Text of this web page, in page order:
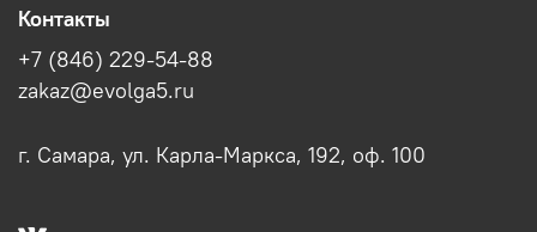
Контакты
+7 (846) 229-54-88
zakaz@evolga5.ru
г. Самара, ул. Карла-Маркса, 192, оф. 100